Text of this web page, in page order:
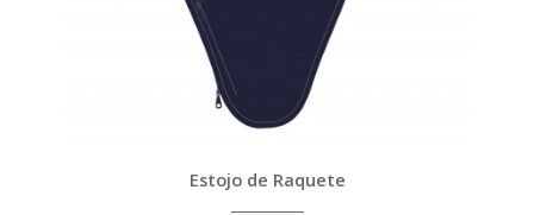
Estojo de Raquete